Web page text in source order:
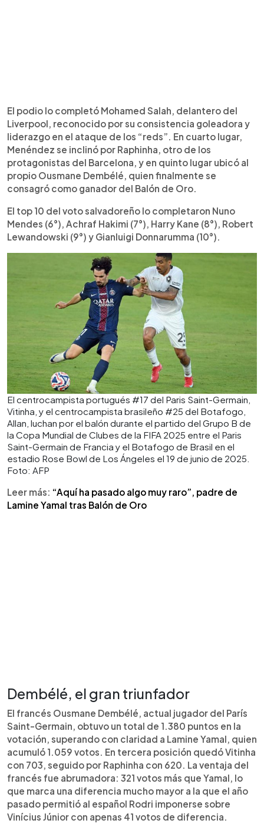
El podio lo completó Mohamed Salah, delantero del
Liverpool, reconocido por su consistencia goleadora y
liderazgo en el ataque de los “reds”. En cuarto lugar,
Menéndez se inclinó por Raphinha, otro de los
protagonistas del Barcelona, y en quinto lugar ubicó al
propio Ousmane Dembélé, quien finalmente se
consagró como ganador del Balón de Oro.
El top 10 del voto salvadoreño lo completaron Nuno
Mendes (6°), Achraf Hakimi (7°), Harry Kane (8°), Robert
Lewandowski (9°) y Gianluigi Donnarumma (10°).
El centrocampista portugués #17 del Paris Saint-Germain,
Vitinha, y el centrocampista brasileño #25 del Botafogo,
Allan, luchan por el balón durante el partido del Grupo B de
la Copa Mundial de Clubes de la FIFA 2025 entre el Paris
Saint-Germain de Francia y el Botafogo de Brasil en el
estadio Rose Bowl de Los Ángeles el 19 de junio de 2025.
Foto: AFP
Leer más: “Aquí ha pasado algo muy raro”, padre de
Lamine Yamal tras Balón de Oro
Dembélé, el gran triunfador
El francés Ousmane Dembélé, actual jugador del París
Saint-Germain, obtuvo un total de 1.380 puntos en la
votación, superando con claridad a Lamine Yamal, quien
acumuló 1.059 votos. En tercera posición quedó Vitinha
con 703, seguido por Raphinha con 620. La ventaja del
francés fue abrumadora: 321 votos más que Yamal, lo
que marca una diferencia mucho mayor a la que el año
pasado permitió al español Rodri imponerse sobre
Vinícius Júnior con apenas 41 votos de diferencia.